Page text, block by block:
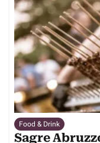
Food & Drink
Sagre